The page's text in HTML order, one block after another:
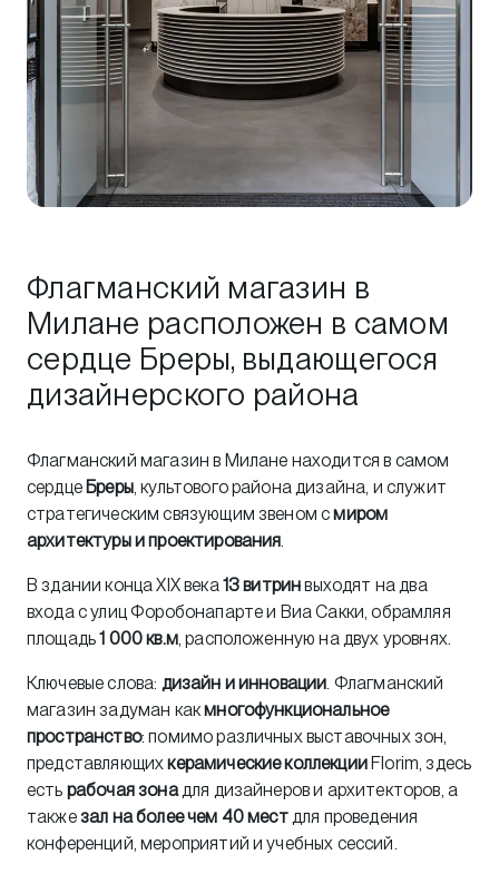
Флагманский магазин в
Милане расположен в самом
сердце Бреры, выдающегося
дизайнерского района
Флагманский магазин в Милане находится в самом
сердце Бреры, культового района дизайна, и служит
стратегическим связующим звеном смиром
архитектуры и проектирования.
В здании конца XIX века13 витринвыходят на два
входа с улиц Форобонапарте и Виа Сакки, обрамляя
площадь1 000 кв.м, расположенную на двух уровнях.
Ключевые слова: дизайн и инновации. Флагманский
магазин задуман какмногофункциональное
пространство: помимо различных выставочных зон,
представляющихкерамические коллекцииFlorim, здесь
есть рабочая зонадля дизайнеров и архитекторов, а
также зал на более чем 40 местдля проведения
конференций, мероприятий и учебных сессий.